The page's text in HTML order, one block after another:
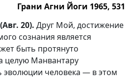
Грани Агни Йоги 1965, 531
(Авг. 20). Друг Мой, достижение
сознания является
быть протянуто
целую Манвантару
эволюции человека — в этом